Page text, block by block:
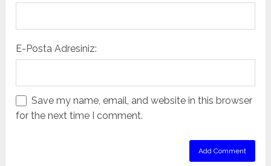
E-Posta Adresiniz:
Save my name, email, and website in this browser
for the next time I comment.